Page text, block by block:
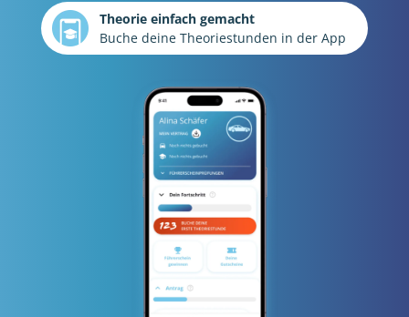
Theorie einfach gemacht
Buche deine Theoriestunden in der App